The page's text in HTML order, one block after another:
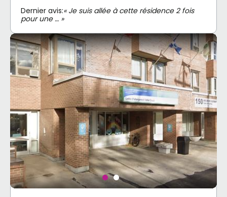
Dernier avis:« Je suis allée à cette résidence 2 fois
pour une … »